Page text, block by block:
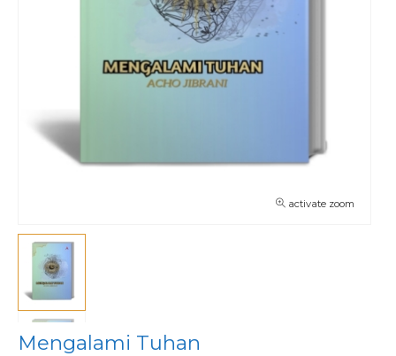
activate zoom
Mengalami Tuhan